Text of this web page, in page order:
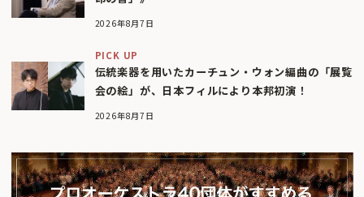
2026年8月7日
PICK UP
伝統楽器を用いたカーチュン・ウォン編曲の「展覧
会の絵」が、日本フィルにより本邦初演！
2026年8月7日